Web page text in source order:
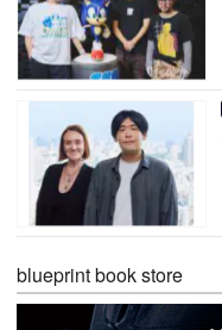
blueprint book store